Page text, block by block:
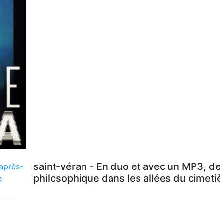
saint-véran - En duo et avec un MP3,
philosophique dans les allées du